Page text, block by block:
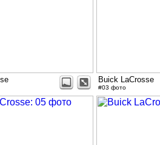
Buick LaCrosse
#03 фото